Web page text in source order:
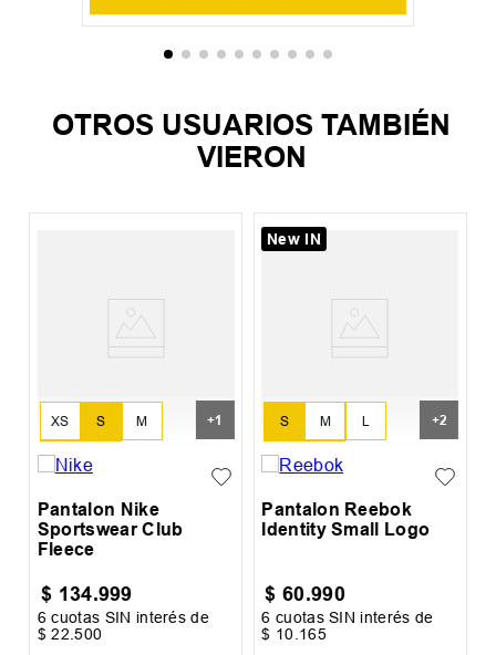
OTROS USUARIOS TAMBIÉN
VIERON
S
L
M
XS +1
Pantalon Nike
Sportswear Club
Fleece
$ 134.999
6 cuotas SIN interés de
$ 22.500
New IN
S L
M
XL XXL
+2
Pantalon Reebok
Identity Small Logo
$ 60.990
6 cuotas SIN interés de
$ 10.165